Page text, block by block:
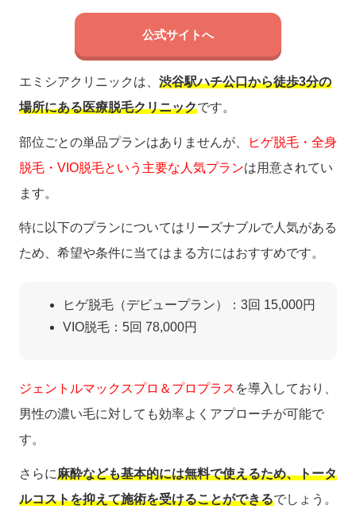
公式サイトへ
エミシアクリニックは、 渋谷駅ハチ公口から徒歩3分の
場所にある医療脱毛クリニックです。
部位ごとの単品プランはありませんが、
ヒゲ脱毛・全身
脱毛・VIO脱毛という主要な人気プランは用意されてい
ます。
特に以下のプランについてはリーズナブルで人気がある
ため、希望や条件に当てはまる方にはおすすめです。
ヒゲ脱毛（デビュープラン）：3回 15,000円
VIO脱毛：5回 78,000円
ジェントルマックスプロ＆プロプラス を導入しており、
男性の濃い毛に対しても効率よくアプローチが可能で
す。
さらに麻酔なども基本的には無料で使えるため、トータ
ルコストを抑えて施術を受けることができるでしょう。